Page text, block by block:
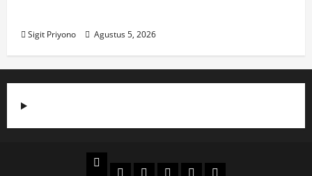
Sigit Priyono Agustus 5, 2026
Beranda
PolitikOtomotifEkonomiSosialtentang